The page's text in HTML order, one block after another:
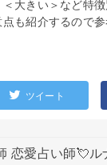
大きい＞など特徴
も紹介するので
ツイート
恋愛占い師💘ル